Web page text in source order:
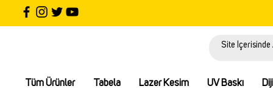
Tüm Ürünler Tabela Lazer Kesim UV Baskı